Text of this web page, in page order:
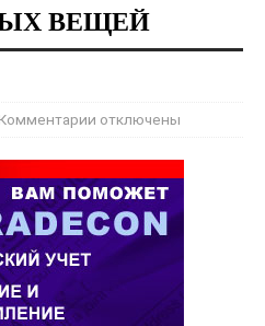
ВЕЩЕЙ
Комментарии отключены